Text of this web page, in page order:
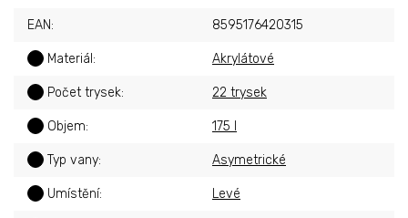
EAN: 8595176420315
Materiál : Akrylátové
Počet trysek: 22 trysek
Objem: 175 l
Typ vany: Asymetrické
Umístění: Levé